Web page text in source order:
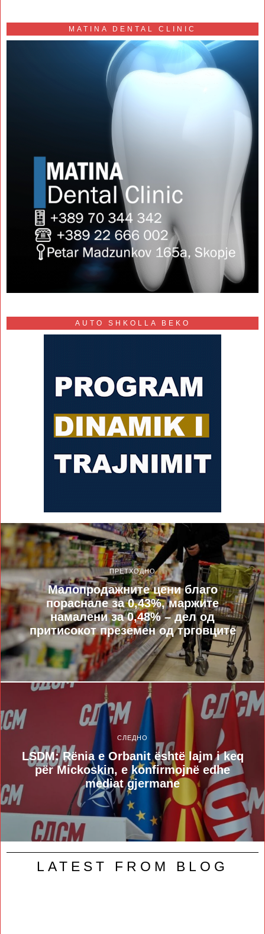
MATINA DENTAL CLINIC
AUTO SHKOLLA BEKO
ПРЕТХОДНО
Малопродажните цени благо
пораснале за 0,43%, маржите
намалени за 0,48% – дел од
притисокот преземен од трговците
СЛЕДНО
LSDM: Rënia e Orbanit është lajm i keq
për Mickoskin, e konfirmojnë edhe
mediat gjermane
LATEST FROM BLOG